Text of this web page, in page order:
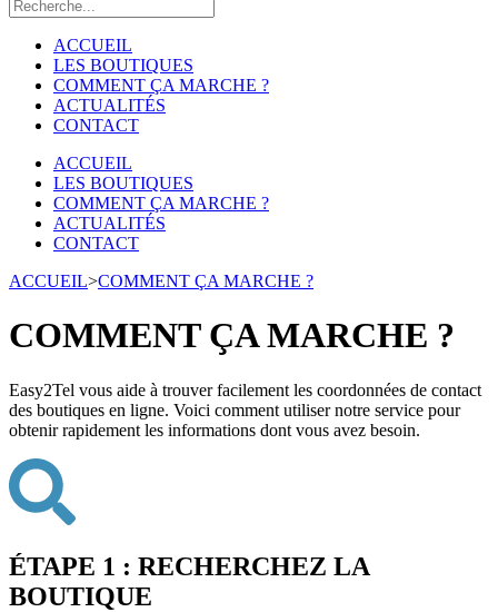
ACCUEIL
LES BOUTIQUES
COMMENT ÇA MARCHE ?
ACTUALITÉS
CONTACT
ACCUEIL
LES BOUTIQUES
COMMENT ÇA MARCHE ?
ACTUALITÉS
CONTACT
ACCUEIL>COMMENT ÇA MARCHE ?
COMMENT ÇA MARCHE ?
Easy2Tel vous aide à trouver facilement les coordonnées de contact
des boutiques en ligne. Voici comment utiliser notre service pour
obtenir rapidement les informations dont vous avez besoin.
ÉTAPE 1 : RECHERCHEZ LA
BOUTIQUE